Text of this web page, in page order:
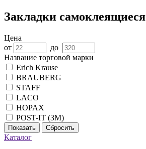
Закладки самоклеящиеся
Цена
от
до
Название торговой марки
Erich Krause
BRAUBERG
STAFF
LACO
HOPAX
POST-IT (3M)
Показать Сбросить
Каталог